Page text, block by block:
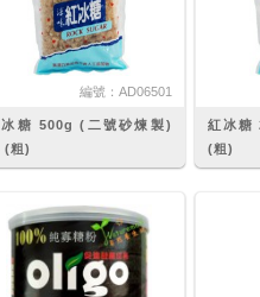
編號： AD06501
糖 500g (二號砂煉製)
(粗)
紅冰糖
(粗)